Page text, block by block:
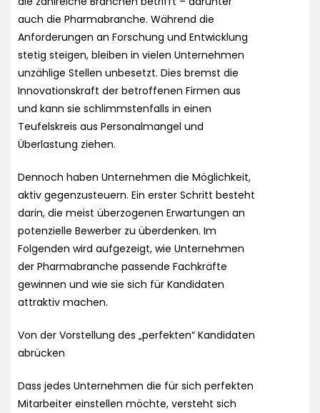
auch die Pharmabranche. Während die
Anforderungen an Forschung und Entwicklung
stetig steigen, bleiben in vielen Unternehmen
unzählige Stellen unbesetzt. Dies bremst die
Innovationskraft der betroffenen Firmen aus
und kann sie schlimmstenfalls in einen
Teufelskreis aus Personalmangel und
Überlastung ziehen.
Dennoch haben Unternehmen die Möglichkeit,
aktiv gegenzusteuern. Ein erster Schritt besteht
darin, die meist überzogenen Erwartungen an
potenzielle Bewerber zu überdenken. Im
Folgenden wird aufgezeigt, wie Unternehmen
der Pharmabranche passende Fachkräfte
gewinnen und wie sie sich für Kandidaten
attraktiv machen.
Von der Vorstellung des „perfekten“ Kandidaten
abrücken
Dass jedes Unternehmen die für sich perfekten
Mitarbeiter einstellen möchte, versteht sich